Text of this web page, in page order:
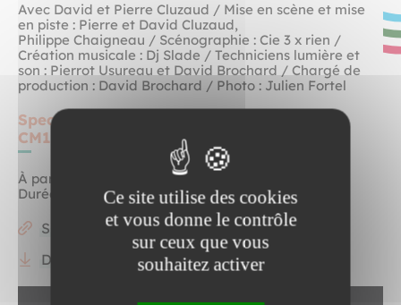
Avec David et Pierre Cluzaud / Mise en scène et mise
en piste : Pierre et David Cluzaud,
Philippe Chaigneau / Scénographie : Cie 3 x rien /
Création musicale : Dj Slade / Techniciens lumière et
son : Pierrot Usureau et David Brochard / Chargé de
production : David Brochard / Photo : Julien Fortel
Spectacle proposé aux niveaux : CE1, CE2,
CM1, CM2
À partir de 6 ans
Durée : 50 min.
Site de la compagnie
Dossier pédagogique
Ce site utilise des cookies
et vous donne le contrôle
sur ceux que vous
souhaitez activer